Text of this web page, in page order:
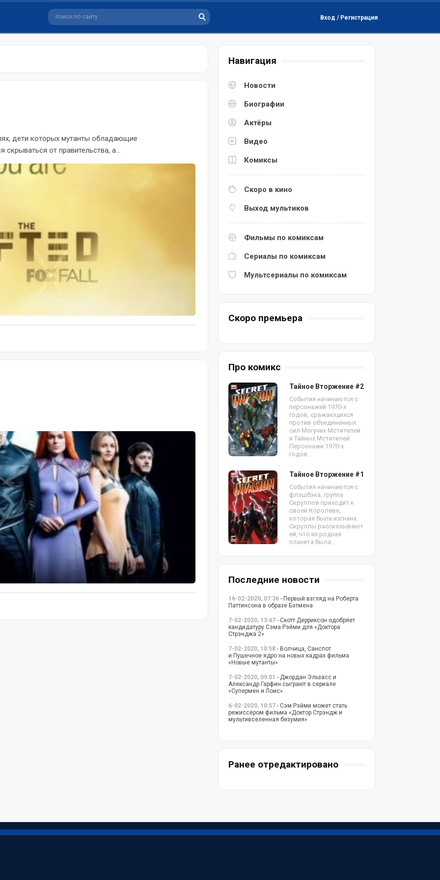
Вход / Регистрация
дети которых мутанты обладающие
от правительства, а...
Навигация
Новости
Биографии
Актёры
Видео
Комиксы
Скоро в кино
Выход мультиков
Фильмы по комиксам
Сериалы по комиксам
Мультсериалы по комиксам
Скоро премьера
Про комикс
Тайное Вторжение #2
События начинаются с
персонажей 1970-х
годов, сражающихся
против объединенных
сил Могучих Мстителей
и Тайных Мстителей.
Персонажи 1970-х
годов...
Тайное Вторжение #1
События начинаются с
флэшбэка, группа
Скруллов приходит к
своей Королеве,
которая была изгнана.
Скруллы рассказывают
ей, что их родная
планета была...
Последние новости
16-02-2020, 07:36 - Первый взгляд на Роберта
Паттинсона в образе Бэтмена
7-02-2020, 13:47 - Скотт Дерриксон одобряет
кандидатуру Сэма Рэйми для «Доктора
Стрэнджа 2»
7-02-2020, 10:58 - Волчица, Санспот
и Пушечное ядро на новых кадрах фильма
«Новые мутанты»
7-02-2020, 09:01 - Джордан Эльзасс и
Александр Гарфин сыграют в сериале
«Супермен и Лоис»
6-02-2020, 10:57 - Сэм Рэйми может стать
режиссёром фильма «Доктор Стрэндж и
мультивселенная безумия»
Ранее отредактировано